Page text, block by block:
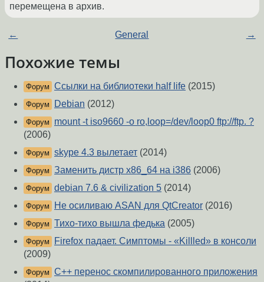
перемещена в архив.
← General →
Похожие темы
Форум Ссылки на библиотеки half life (2015)
Форум Debian (2012)
Форум
mount -t iso9660 -o ro,loop=/dev/loop0 ftp://ftp. ?
(2006)
Форум skype 4.3 вылетает (2014)
Форум Заменить дистр х86_64 на i386 (2006)
Форум debian 7.6 & civilization 5 (2014)
Форум Не осиливаю ASAN для QtCreator (2016)
Форум Тихо-тихо вышла федька (2005)
Форум
Firefox падает. Симптомы - «Killled» в консоли
(2009)
Форум C++ перенос скомпилированного приложения